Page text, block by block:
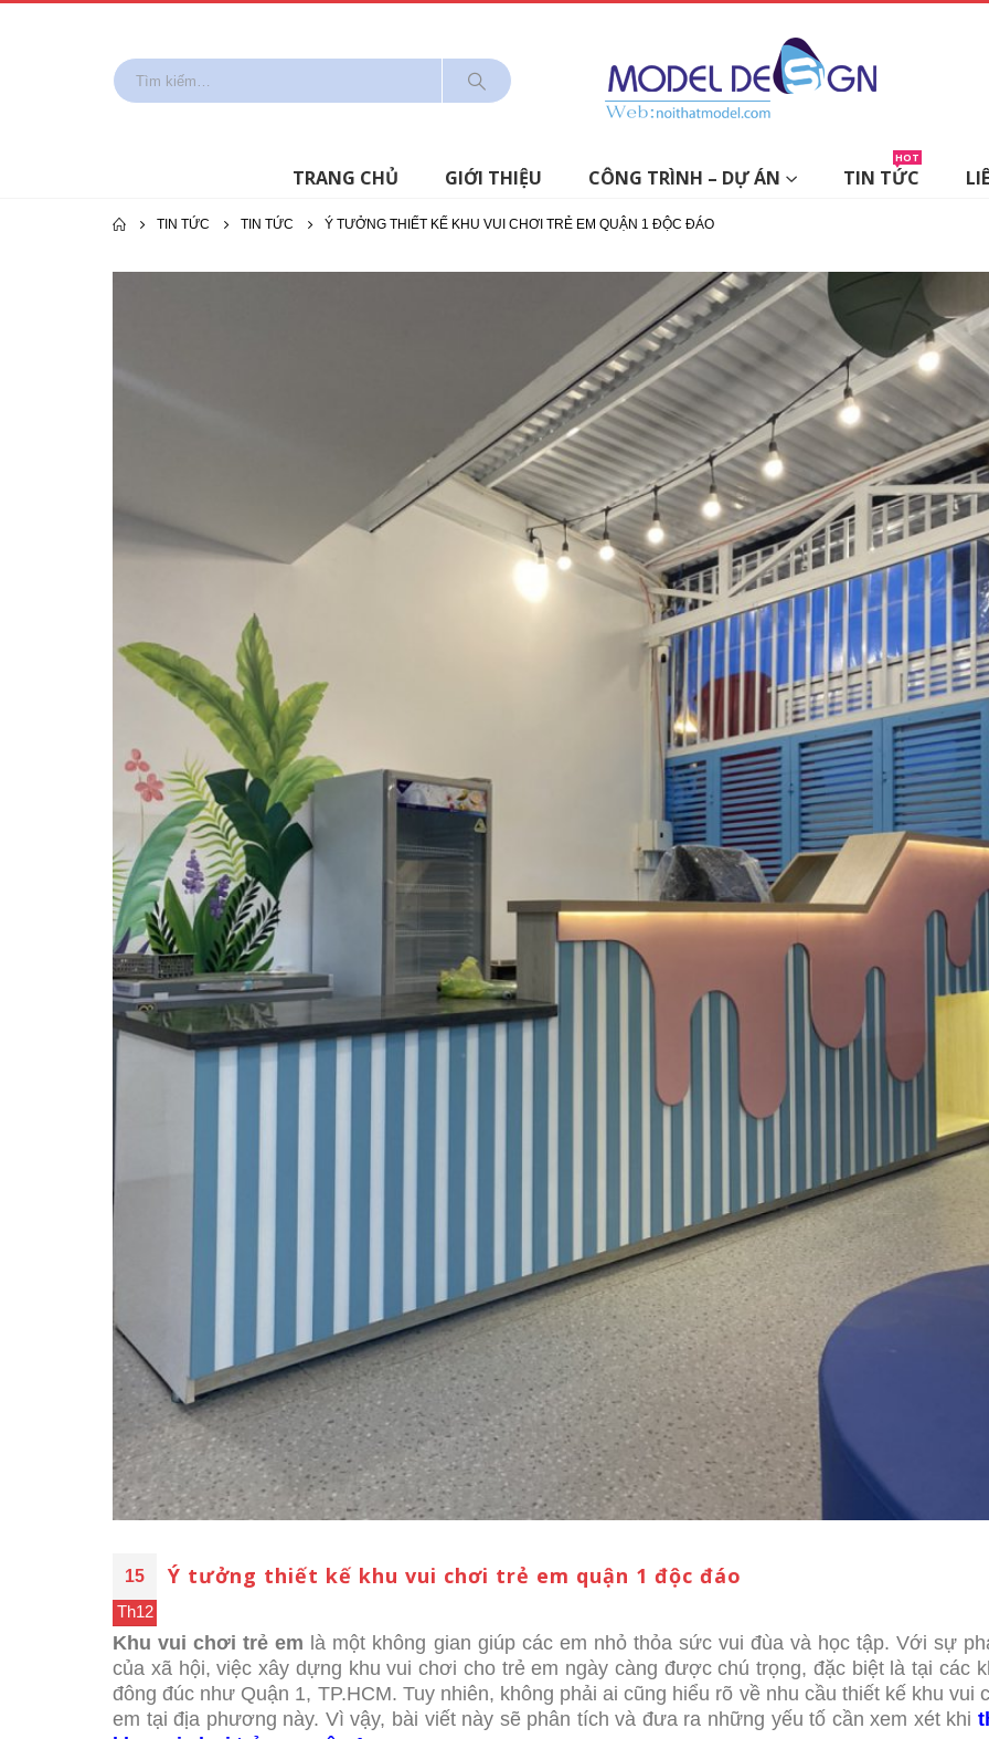
TRANG CHỦ GIỚI THIỆU CÔNG TRÌNH – DỰ ÁN TIN TỨC
HOT
TIN TỨC TIN TỨC Ý TƯỞNG THIẾT KẾ KHU VUI CHƠI TRẺ EM QUẬN 1 ĐỘC ĐÁO
15
Th12
Ý tưởng thiết kế khu vui chơi trẻ em quận 1 độc đáo
Khu vui chơi trẻ em là một không gian giúp các em nhỏ thỏa sức vui đùa và học tập. Với sự
của xã hội, việc xây dựng khu vui chơi cho trẻ em ngày càng được chú trọng, đặc biệt là tại các
đông đúc như Quận 1, TP.HCM. Tuy nhiên, không phải ai cũng hiểu rõ về nhu cầu thiết kế khu vui
em tại địa phương này. Vì vậy, bài viết này sẽ phân tích và đưa ra những yếu tố cần xem xét khi